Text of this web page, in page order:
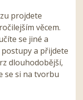
projdete
věcem.
se jiné a
a přijdete
dlouhodobější,
se si na tvorbu